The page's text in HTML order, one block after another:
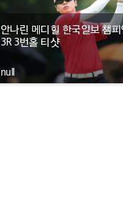
안나린 메디힐 한국일보 챔피
3R 3번홀 티샷
null